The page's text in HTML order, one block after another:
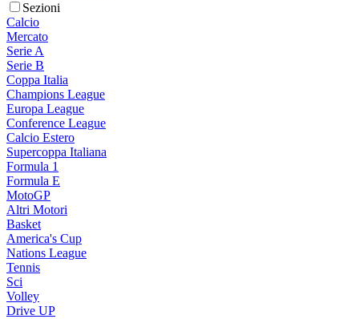
Sezioni
Calcio
Mercato
Serie A
Serie B
Coppa Italia
Champions League
Europa League
Conference League
Calcio Estero
Supercoppa Italiana
Formula 1
Formula E
MotoGP
Altri Motori
Basket
America's Cup
Nations League
Tennis
Sci
Volley
Drive UP